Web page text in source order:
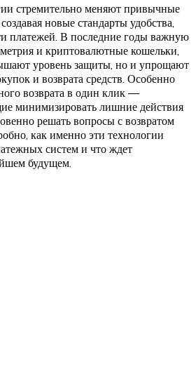
стремительно меняют привычные
новые стандарты удобства,
платежей. В последние годы важную
и криптовалютные кошельки,
уровень защиты, но и упрощают
и возврата средств. Особенно
возврата в один клик —
минимизировать лишние действия
решать вопросы с возвратом
как именно эти технологии
систем и что ждет
будущем.